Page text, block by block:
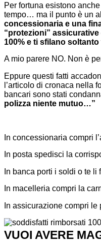
Per fortuna esistono
tempo… ma il punto è un
concessionaria e una
“protezioni”
100% e ti sfilano
A mio parere NO. Non è
Eppure questi fatti
l’articolo di cronaca nella
bancari sono stati
polizza niente mutuo…”
In concessionaria compri
In posta spedisci la
In banca porti i soldi o te li
In macelleria compri la
In assicurazione compri le
VUOI AVERE